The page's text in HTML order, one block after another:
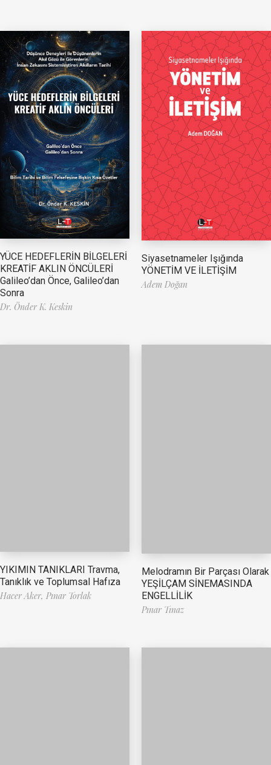
YÜCE HEDEFLERİN BİLGELERİ
KREATİF AKLIN ÖNCÜLERİ
Galileo’dan Önce, Galileo’dan
Sonra
Dr. Önder K. Keskin
Siyasetnameler Işığında
YÖNETİM VE İLETİŞİM
Adem Doğan
YIKIMIN TANIKLARI Travma,
Tanıklık ve Toplumsal Hafıza
Hacer Aker, Pınar Torlak
Melodramın Bir Parçası Olarak
YEŞİLÇAM SİNEMASINDA
ENGELLİLİK
Pınar Tınaz